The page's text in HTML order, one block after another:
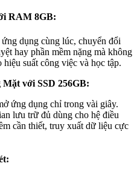
RAM 8GB:
dụng cùng lúc, chuyển đổi
hay phần mềm nặng mà không
suất công việc và học tập.
với SSD 256GB:
ứng dụng chỉ trong vài giây.
lưu trữ đủ dùng cho hệ điều
cần thiết, truy xuất dữ liệu cực